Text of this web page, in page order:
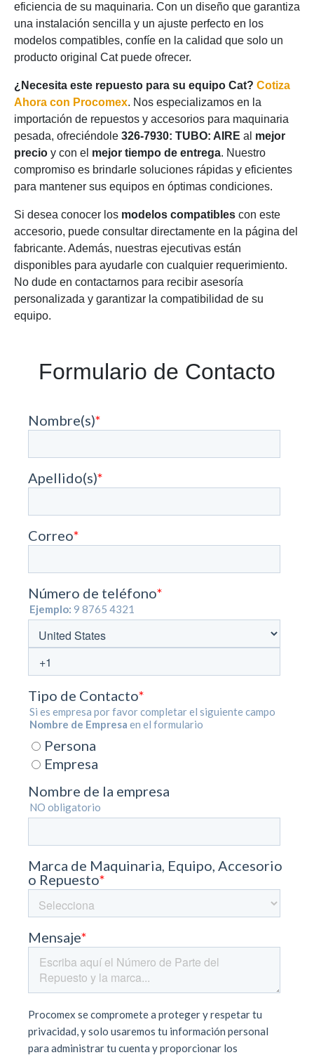
eficiencia de su maquinaria. Con un diseño que garantiza
una instalación sencilla y un ajuste perfecto en los
modelos compatibles, confíe en la calidad que solo un
producto original Cat puede ofrecer.
¿Necesita este repuesto para su equipo Cat? Cotiza
Ahora con Procomex. Nos especializamos en la
importación de repuestos y accesorios para maquinaria
pesada, ofreciéndole 326-7930: TUBO: AIRE al mejor
precio y con el mejor tiempo de entrega. Nuestro
compromiso es brindarle soluciones rápidas y eficientes
para mantener sus equipos en óptimas condiciones.
Si desea conocer los modelos compatibles con este
accesorio, puede consultar directamente en la página del
fabricante. Además, nuestras ejecutivas están
disponibles para ayudarle con cualquier requerimiento.
No dude en contactarnos para recibir asesoría
personalizada y garantizar la compatibilidad de su
equipo.
Formulario de Contacto